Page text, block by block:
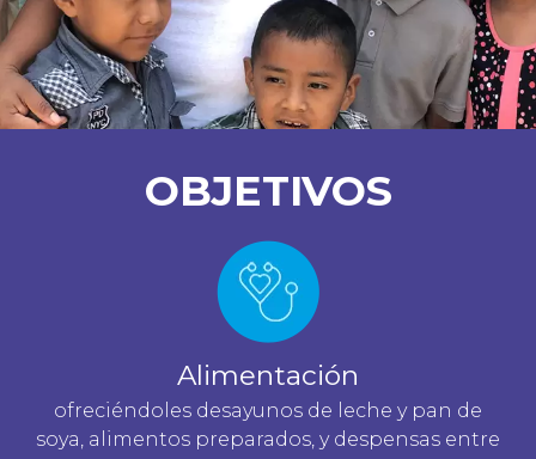
OBJETIVOS
Alimentación
ofreciéndoles desayunos de leche y pan de
soya, alimentos preparados, y despensas entre